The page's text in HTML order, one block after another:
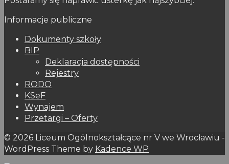
Informacje publiczne
Dokumenty szkoły
BIP
Deklaracja dostępności
Rejestry
RODO
KSeF
Wynajem
Przetargi – Oferty
© 2026 Liceum Ogólnokształcące nr V we Wrocławiu -
WordPress Theme by Kadence WP